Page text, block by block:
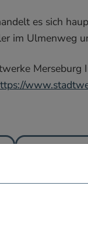
es sich
im Ulmenweg